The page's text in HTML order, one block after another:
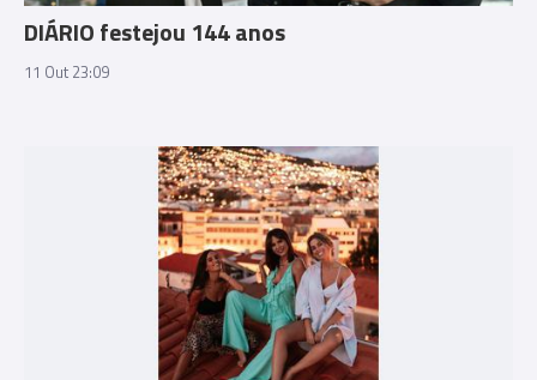
DIÁRIO festejou 144 anos
11 Out 23:09